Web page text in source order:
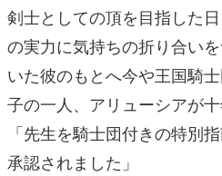
剣士としての頂を目指した
の実力に気持ちの折り合い
いた彼のもとへ今や王国騎
子の一人、アリューシアが
「先生を騎士団付きの特別
承認されました」